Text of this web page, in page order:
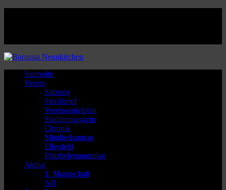
Startseite
Verein
Satzung
Steckbrief
Vereinsspielplan
Stadionmagazin
Chronik
Mitgliedsantrag
Ellenfeld
Platzbelegungsplan
Aktive
1. Mannschaft
AH